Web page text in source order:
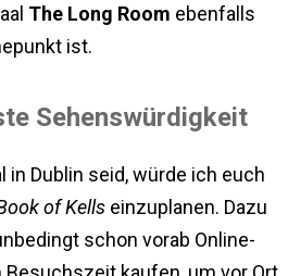
The Long Room ebenfalls
ist.
Sehenswürdigkeit
in Dublin seid, würde ich euch
of Kells einzuplanen. Dazu
schon vorab Online-